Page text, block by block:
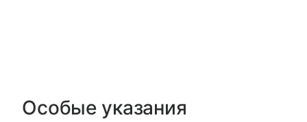
Особые указания